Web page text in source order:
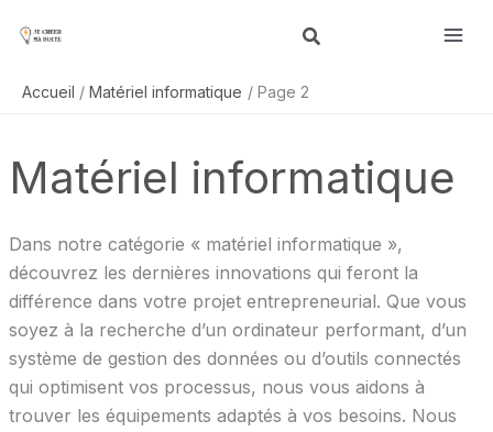
Accueil
Matériel informatique Page 2
Matériel informatique
Dans notre catégorie « matériel informatique »,
découvrez les dernières innovations qui feront la
différence dans votre projet entrepreneurial. Que vous
soyez à la recherche d’un ordinateur performant, d’un
système de gestion des données ou d’outils connectés
qui optimisent vos processus, nous vous aidons à
trouver les équipements adaptés à vos besoins. Nous
e
r
c
r